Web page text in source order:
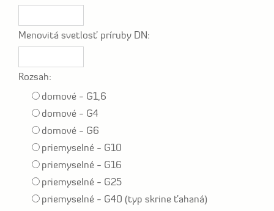
Menovitá svetlosť príruby DN:
Rozsah:
domové - G1,6
domové - G4
domové - G6
priemyselné - G10
priemyselné - G16
priemyselné - G25
priemyselné - G40 (typ skrine ťahaná)